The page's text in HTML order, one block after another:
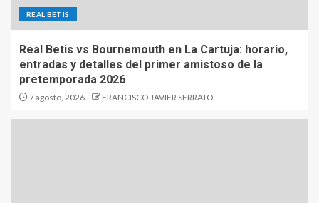
REAL BETIS
Real Betis vs Bournemouth en La Cartuja: horario,
entradas y detalles del primer amistoso de la
pretemporada 2026
7 agosto, 2026 FRANCISCO JAVIER SERRATO